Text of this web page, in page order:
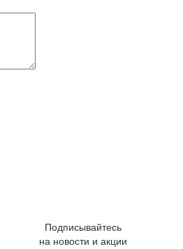
Подписывайтесь
на новости и акции